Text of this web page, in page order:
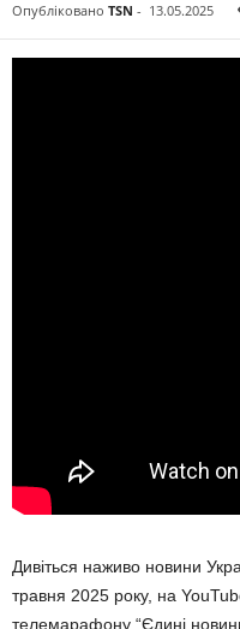
Опубліковано TSN - 13.05.2025
Дивіться наживо новини
травня 2025 року, на
телемарафону “Єдині